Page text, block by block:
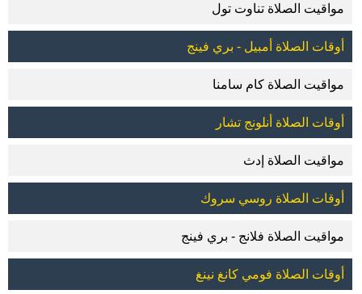
مواقيت الصلاة تناوت تول
أوقات الصلاة أمبيل - بري فينج
مواقيت الصلاة كام سامنا
أوقات الصلاة أنلونج تشار
مواقيت الصلاة إدث
أوقات الصلاة روسي سروك
مواقيت الصلاة فلانج - بري فينج
أوقات الصلاة فومي كانغ نينغ